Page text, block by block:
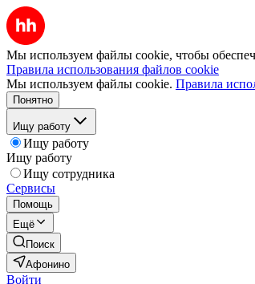
Мы используем файлы cookie, чтобы
Правила использования файлов cookie
Мы используем файлы cookie. Правила
Понятно
Ищу работу
Ищу работу
Ищу работу
Ищу сотрудника
Сервисы
Помощь
Ещё
Поиск
Афонино
Войти